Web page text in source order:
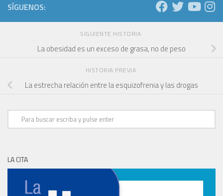
SÍGUENOS:
SIGUIENTE HISTORIA
La obesidad es un exceso de grasa, no de peso
HISTORIA PREVIA
La estrecha relación entre la esquizofrenia y las drogas
LA CITA